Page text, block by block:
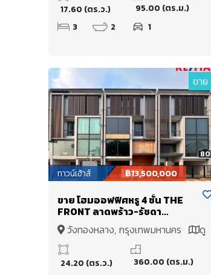
17.60 (ตร.ว.)
95.00 (ตร.ม.)
3
2 1
80
ขาย
ทาวน์เฮ้าส์ ฿13,500,000
ขาย โฮมออฟฟิศหรู 4 ชั้น THE
FRONT ลาดพร้าว-รัชดา
Modern Smart Home office
ที่มาพร้อมห้องนอน Penthouse
ย่านธุรกิจ ใจกลางเมือง
ลาดพร้าว-รัชดา (ลาดพร้าว 64)
วังทองหลาง, กรุงเทพมหานคร
ดู
แผนที่
24.20 (ตร.ว.)
360.00 (ตร.ม.)